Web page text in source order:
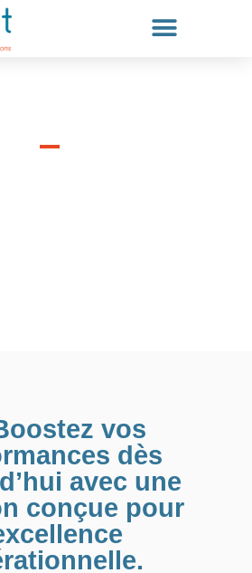
vos
dès
avec une
conçue pour